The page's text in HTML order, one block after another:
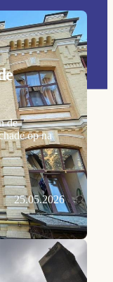
de
op na
25.05.2026